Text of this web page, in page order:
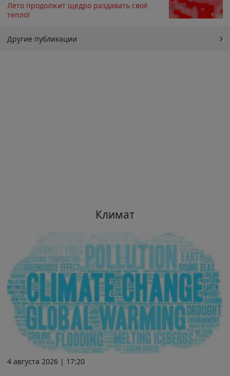
Лето продолжит щедро раздавать своё
тепло!
Другие публикации
Климат
4 августа 2026 | 17:20